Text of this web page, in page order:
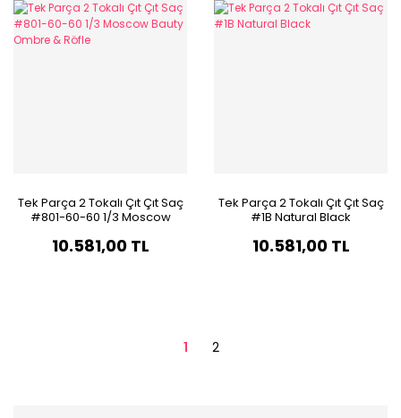
Tek Parça 2 Tokalı Çıt Çıt Saç
#801-60-60 1/3 Moscow
10.581,00 TL
Tek Parça 2 Tokalı Çıt Çıt Saç
#1B Natural Black
10.581,00 TL
1 2